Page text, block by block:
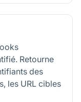
Retourne
des
les URL cibles